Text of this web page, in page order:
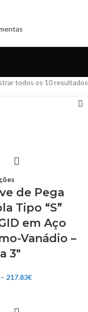
todos os 10 resultados
de Pega
Tipo “S”
em Aço
Vanádio –
3″
– 217.83€